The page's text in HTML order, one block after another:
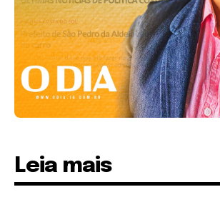
Leia mais